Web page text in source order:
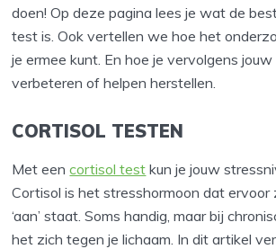
doen! Op deze pagina lees je wat de
test is. Ook vertellen we hoe het
je ermee kunt. En hoe je vervolgens
verbeteren of helpen herstellen.
CORTISOL TESTEN
Met eencortisol test kun je jouw
Cortisol is het stresshormoon dat ervoor
‘aan’ staat. Soms handig, maar bij
het zich tegen je lichaam. In dit artikel